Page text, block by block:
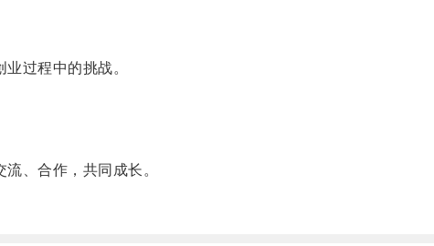
过程中的挑战。
、合作，共同成长。